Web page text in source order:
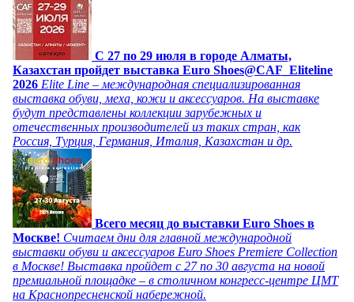
C 27 по 29 июля в городе Алматы,
Казахстан пройдет выставка Euro Shoes@CAF_Eliteline
2026 Elite Line – международная специализированная
выставка обуви, меха, кожи и аксессуаров. На выставке
будут представлены коллекции зарубежных и
отечественных производителей из таких стран, как
Россия, Турция, Германия, Италия, Казахстан и др.
Всего месяц до выставки Euro Shoes в
Москве! Считаем дни для главной международной
выставки обуви и аксессуаров Euro Shoes Premiere Collection
в Москве! Выставка пройдет с 27 по 30 августа на новой
премиальной площадке – в столичном конгресс-центре ЦМТ
на Краснопресненской набережной.